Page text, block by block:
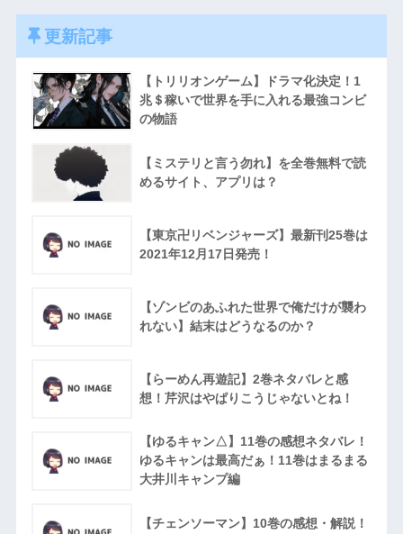
更新記事
【トリリオンゲーム】ドラマ化決定！1
兆＄稼いで世界を手に入れる最強コンビ
の物語
【ミステリと言う勿れ】を全巻無料で読
めるサイト、アプリは？
【東京卍リベンジャーズ】最新刊25巻は
2021年12月17日発売！
【ゾンビのあふれた世界で俺だけが襲わ
れない】結末はどうなるのか？
【らーめん再遊記】2巻ネタバレと感
想！芹沢はやぱりこうじゃないとね！
【ゆるキャン△】11巻の感想ネタバレ！
ゆるキャンは最高だぁ！11巻はまるまる
大井川キャンプ編
【チェンソーマン】10巻の感想・解説！